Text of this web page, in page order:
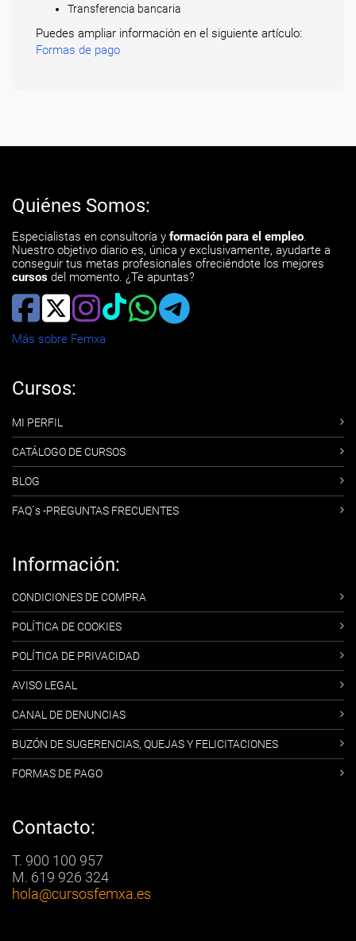
Transferencia bancaria
Puedes ampliar información en el siguiente artículo:
Formas de pago
Quiénes Somos:
Especialistas en consultoría y formación para el empleo.
Nuestro objetivo diario es, única y exclusivamente, ayudarte a
conseguir tus metas profesionales ofreciéndote los mejores
cursos del momento. ¿Te apuntas?
Más sobre Femxa
Cursos:
MI PERFIL
CATÁLOGO DE CURSOS
BLOG
FAQ´s -PREGUNTAS FRECUENTES
Información:
CONDICIONES DE COMPRA
POLÍTICA DE COOKIES
POLÍTICA DE PRIVACIDAD
AVISO LEGAL
CANAL DE DENUNCIAS
BUZÓN DE SUGERENCIAS, QUEJAS Y FELICITACIONES
FORMAS DE PAGO
Contacto:
T. 900 100 957
M. 619 926 324
hola@cursosfemxa.es